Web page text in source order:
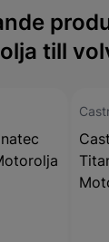
till